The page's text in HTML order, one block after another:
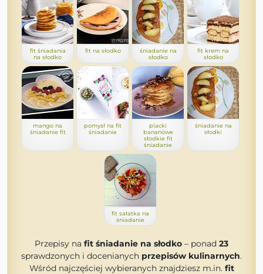
fit śniadania
na słodko
fit na słodko
śniadanie na
słodko
fit krem na
słodko
mango na
śniadanie fit
pomysł na fit
śniadanie
placki
bananowe
słodkie fit
śniadanie
śniadanie na
słodki
fit sałatka na
śniadanie
Przepisy na fit śniadanie na słodko – ponad 23
sprawdzonych i docenianych przepisów kulinarnych.
Wśród najczęściej wybieranych znajdziesz m.in. fit